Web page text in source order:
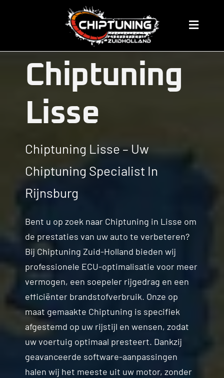
Toggle
Home
Over ons
Chiptuning Merken
Contact
Chiptuning
Lisse
Chiptuning Lisse – Uw
Chiptuning Specialist In
Rijnsburg
Bent u op zoek naar Chiptuning in Lisse om
de prestaties van uw auto te verbeteren?
Bij Chiptuning Zuid-Holland bieden wij
professionele ECU-optimalisatie voor meer
vermogen, een soepeler rijgedrag en een
efficiënter brandstofverbruik. Onze op
maat gemaakte Chiptuning is specifiek
afgestemd op uw rijstijl en wensen, zodat
uw voertuig optimaal presteert. Dankzij
geavanceerde software-aanpassingen
halen wij het meeste uit uw motor, zonder